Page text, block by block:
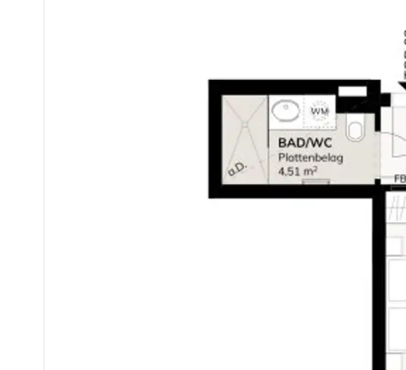
• Regionalzüge: R40, REX4, REX41
Auch mit dem Auto ist die Lage ideal: A22 und A23 sind rasch erreichbar, der
Fazit: Vorsorge in Bestlage – für Einzelkäufer und Portfolio-